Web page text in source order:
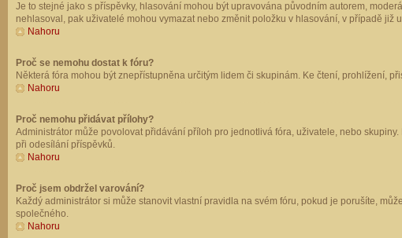
Je to stejné jako s příspěvky, hlasování mohou být upravována původním autorem,
nehlasoval, pak uživatelé mohou vymazat nebo změnit položku v hlasování, v případě
Nahoru
Proč se nemohu dostat k fóru?
Některá fóra mohou být znepřístupněna určitým lidem či skupinám. Ke čtení, prohlížení,
Nahoru
Proč nemohu přidávat přílohy?
Administrátor může povolovat přidávání příloh pro jednotlivá fóra, uživatele, nebo
při odesílání příspěvků.
Nahoru
Proč jsem obdržel varování?
Každý administrátor si může stanovit vlastní pravidla na svém fóru, pokud je porušíte,
společného.
Nahoru